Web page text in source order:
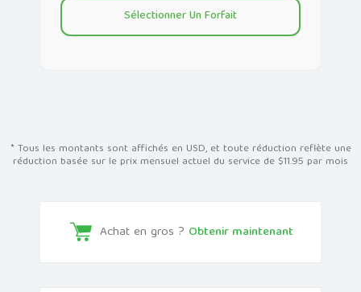
Sélectionner Un Forfait
* Tous les montants sont affichés en USD, et toute réduction reflète une
réduction basée sur le prix mensuel actuel du service de $11.95 par mois
Achat en gros ? Obtenir maintenant